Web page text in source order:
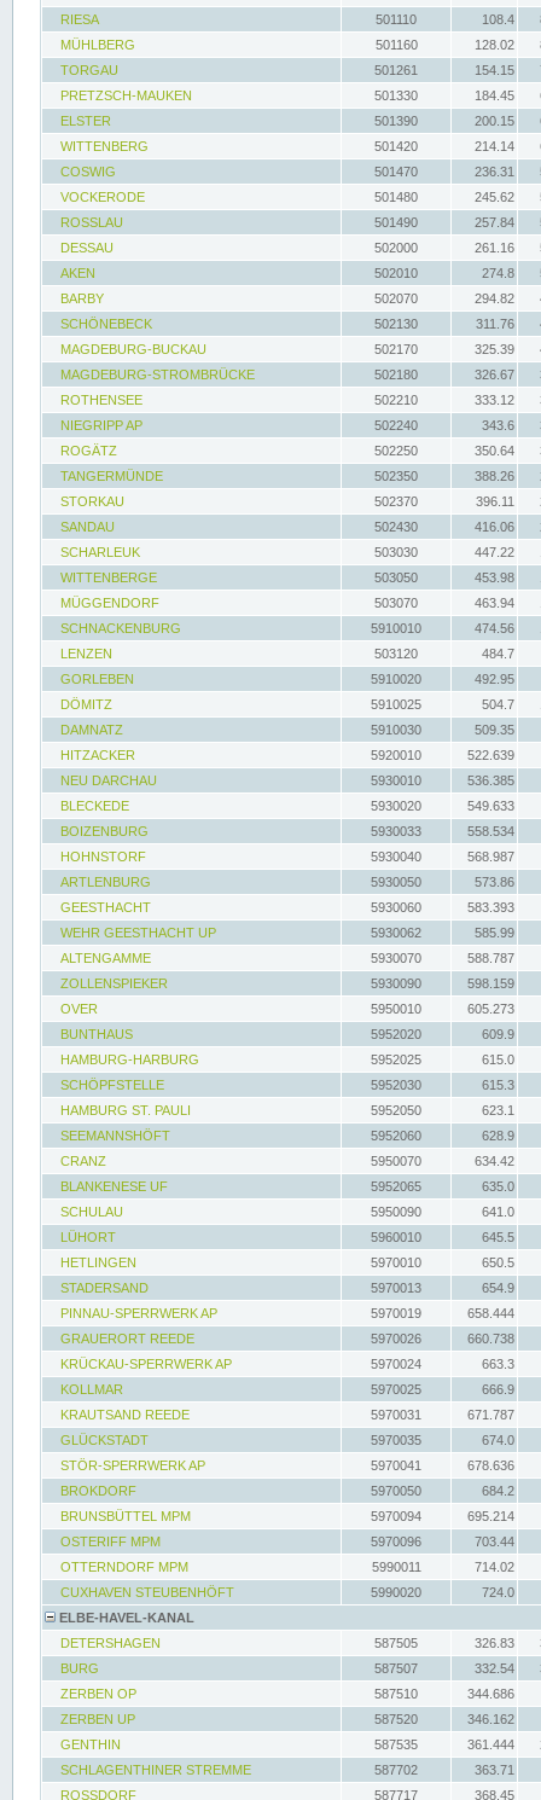
RIESA
501110 108.4
MÜHLBERG
501160 128.02
TORGAU
501261 154.15
PRETZSCH-MAUKEN
501330 184.45
ELSTER
501390 200.15
WITTENBERG
501420 214.14
COSWIG
501470 236.31
VOCKERODE
501480 245.62
ROSSLAU
501490 257.84
DESSAU
502000 261.16
AKEN
502010 274.8
BARBY
502070 294.82
SCHÖNEBECK
502130 311.76
MAGDEBURG-BUCKAU
502170 325.39
MAGDEBURG-STROMBRÜCKE
502180 326.67
ROTHENSEE
502210 333.12
NIEGRIPP AP
502240 343.6
ROGÄTZ
502250 350.64
TANGERMÜNDE
502350 388.26
STORKAU
502370 396.11
SANDAU
502430 416.06
SCHARLEUK
503030 447.22
WITTENBERGE
503050 453.98
MÜGGENDORF
503070 463.94
SCHNACKENBURG
5910010 474.56
LENZEN
503120
484.7
GORLEBEN
5910020
492.95
DÖMITZ
5910025 504.7
DAMNATZ
5910030
509.35
HITZACKER
5920010
522.639
NEU DARCHAU
5930010
536.385
BLECKEDE
5930020
549.633
BOIZENBURG
5930033
558.534
HOHNSTORF
5930040
568.987
ARTLENBURG
5930050
573.86
GEESTHACHT
5930060
583.393
WEHR GEESTHACHT UP
5930062
585.99
ALTENGAMME
5930070
588.787
ZOLLENSPIEKER
5930090
598.159
OVER
5950010
605.273
BUNTHAUS
5952020
609.9
HAMBURG-HARBURG
5952025
615.0
SCHÖPFSTELLE
5952030
615.3
HAMBURG ST. PAULI
5952050
623.1
SEEMANNSHÖFT
5952060
628.9
CRANZ
5950070
634.42
BLANKENESE UF
5952065
635.0
SCHULAU
5950090
641.0
LÜHORT
5960010
645.5
HETLINGEN
5970010
650.5
STADERSAND
5970013
654.9
PINNAU-SPERRWERK AP
5970019
658.444
GRAUERORT REEDE
5970026
660.738
KRÜCKAU-SPERRWERK AP
5970024
663.3
KOLLMAR
5970025
666.9
KRAUTSAND REEDE
5970031
671.787
GLÜCKSTADT
5970035
674.0
STÖR-SPERRWERK AP
5970041
678.636
BROKDORF
5970050
684.2
BRUNSBÜTTEL MPM
5970094
695.214
OSTERIFF MPM
5970096
703.44
OTTERNDORF MPM
5990011
714.02
CUXHAVEN STEUBENHÖFT
5990020
724.0
ELBE-HAVEL-KANAL
DETERSHAGEN
587505 326.83
BURG
587507 332.54
ZERBEN OP
587510
344.686
ZERBEN UP
587520
346.162
GENTHIN
587535 361.444
SCHLAGENTHINER STREMME
587702
363.71
ROSSDORF
587717 368.45